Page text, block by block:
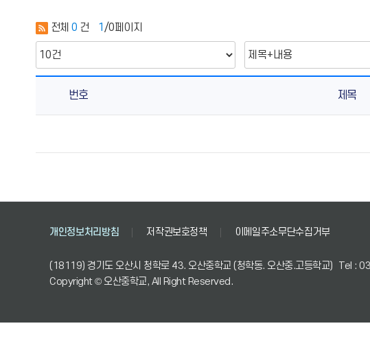
전체 0 건 1 /0페이지
개
기
호,
번호 제목
개인정보처리방침 저작권보호정책 이메일주소무단수집거부
(18119) 경기도 오산시 청학로 43. 오산중학교 (청학동. 오산중.고등학교) Tel :
Copyright © 오산중학교, All Right Reserved.